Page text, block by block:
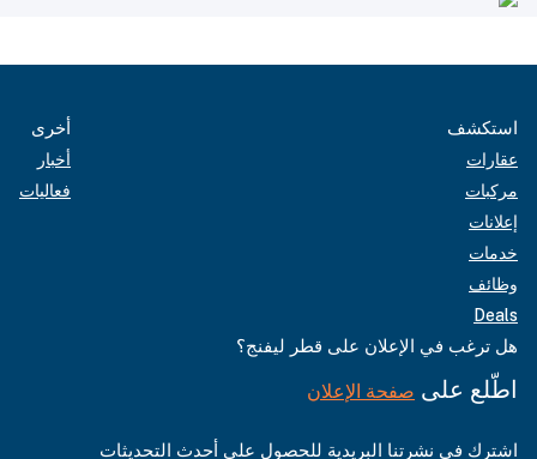
استكشف
عقارات
مركبات
إعلانات
خدمات
وظائف
Deals
أخرى
أخبار
فعاليات
هل ترغب في الإعلان على قطر ليفنج؟
اطّلع على صفحة الإعلان
اشترك في نشرتنا البريدية للحصول على أحدث التحديثات